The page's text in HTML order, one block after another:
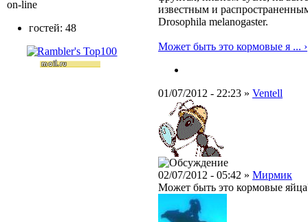
известным и
Drosophila melanogaster.
Может быть это кормовые я ... ›
01/07/2012 - 22:23 » Ventell
02/07/2012 - 05:42 » Мирмик
Может быть это кормовые
on-line
гостей: 48